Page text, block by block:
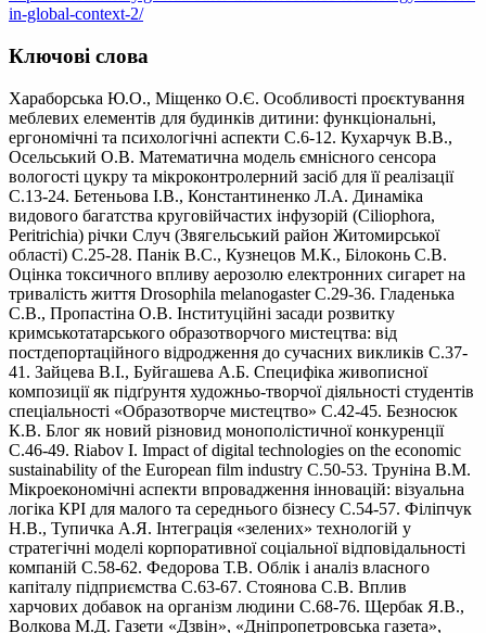
in-global-context-2/
Ключові слова
Хараборська Ю.О., Міщенко О.Є. Особливості проєктування
меблевих елементів для будинків дитини: функціональні,
ергономічні та психологічні аспекти С.6-12. Кухарчук В.В.,
Осельський О.В. Математична модель ємнісного сенсора
вологості цукру та мікроконтролерний засіб для її реалізації
С.13-24. Бетеньова І.В., Константиненко Л.А. Динаміка
видового багатства круговійчастих інфузорій (Ciliophora,
Peritrichia) річки Случ (Звягельський район Житомирської
області) С.25-28. Панік В.С., Кузнецов М.К., Білоконь С.В.
Оцінка токсичного впливу аерозолю електронних сигарет на
тривалість життя Drosophila melanogaster С.29-36. Гладенька
С.В., Пропастіна О.В. Інституційні засади розвитку
кримськотатарського образотворчого мистецтва: від
постдепортаційного відродження до сучасних викликів С.37-
41. Зайцева В.І., Буйгашева А.Б. Специфіка живописної
композиції як підґрунтя художньо-творчої діяльності студентів
спеціальності «Образотворче мистецтво» С.42-45. Безносюк
К.В. Блог як новий різновид монополістичної конкуренції
С.46-49. Riabov I. Impact of digital technologies on the economic
sustainability of the European film industry С.50-53. Труніна В.М.
Мікроекономічні аспекти впровадження інновацій: візуальна
логіка КРІ для малого та середнього бізнесу С.54-57. Філіпчук
Н.В., Тупичка А.Я. Інтеграція «зелених» технологій у
стратегічні моделі корпоративної соціальної відповідальності
компаній С.58-62. Федорова Т.В. Облік і аналіз власного
капіталу підприємства С.63-67. Стоянова С.В. Вплив
харчових добавок на організм людини С.68-76. Щербак Я.В.,
Волкова М.Д. Газети «Дзвін», «Дніпропетровська газета»,